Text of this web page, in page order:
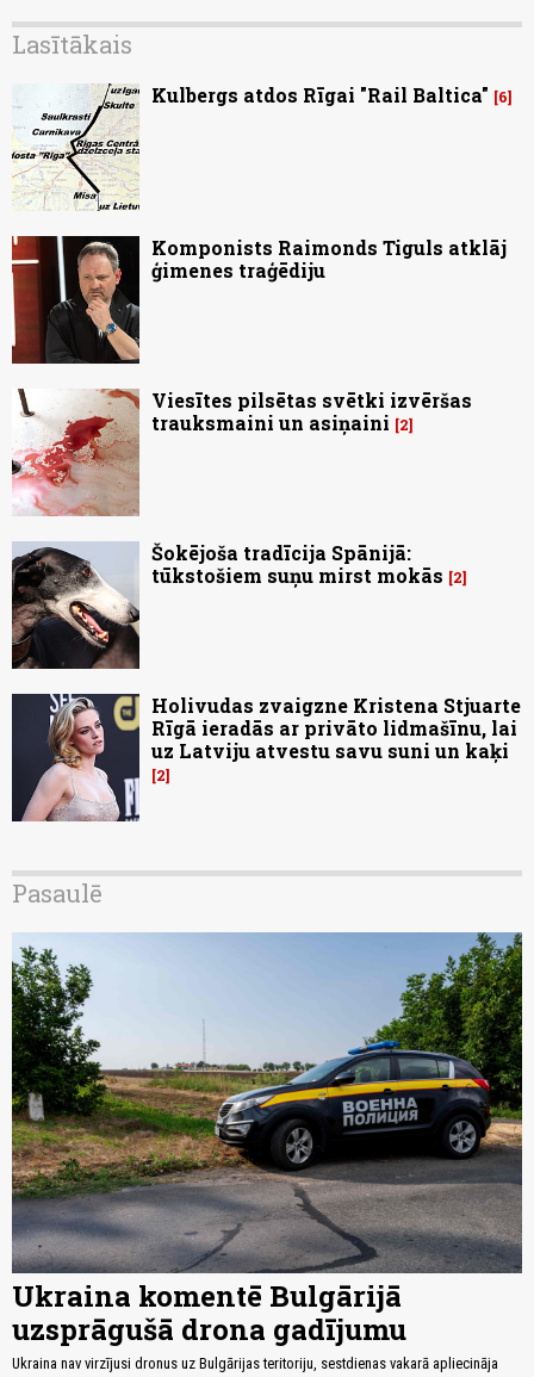
Lasītākais
Kulbergs atdos Rīgai "Rail Baltica" 6
Komponists Raimonds Tiguls atklāj
ģimenes traģēdiju
Viesītes pilsētas svētki izvēršas
trauksmaini un asiņaini
2
Šokējoša tradīcija Spānijā:
tūkstošiem suņu mirst mokās
2
Holivudas zvaigzne Kristena Stjuarte
Rīgā ieradās ar privāto lidmašīnu, lai
uz Latviju atvestu savu suni un kaķi
2
Pasaulē
Ukraina komentē Bulgārijā
uzsprāgušā drona gadījumu
Ukraina nav virzījusi dronus uz Bulgārijas teritoriju, sestdienas vakarā apliecināja